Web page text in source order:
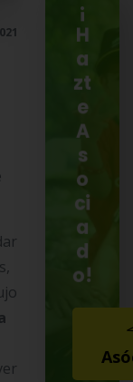
¡
H
a
zt
e
A
s
o
ci
a
d
o!